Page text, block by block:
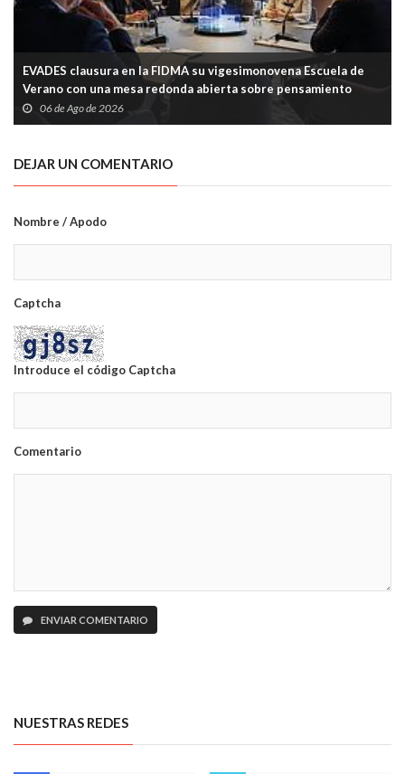
EVADES clausura en la FIDMA su vigesimonovena Escuela de
Verano con una mesa redonda abierta sobre pensamiento
crítico y tecnología
06 de Ago de 2026
DEJAR UN COMENTARIO
Nombre / Apodo
Captcha
Introduce el código Captcha
Comentario
ENVIAR COMENTARIO
NUESTRAS REDES